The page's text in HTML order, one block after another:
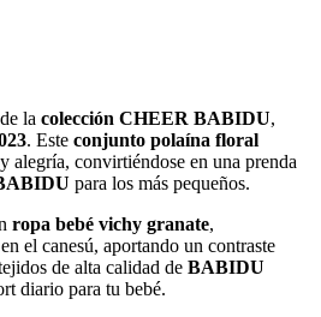
de la colección CHEER BABIDU,
. Este conjunto polaína floral
alegría, convirtiéndose en una prenda
para los más pequeños.
ropa bebé vichy granate,
el canesú, aportando un contraste
de alta calidad de BABIDU
diario para tu bebé.